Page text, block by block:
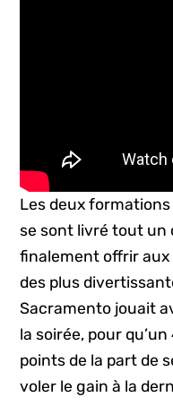
Les deux
se sont livré tout un
finalement offrir aux
des plus
Sacramento jouait
la soirée, pour
points de la part de
voler le gain à la